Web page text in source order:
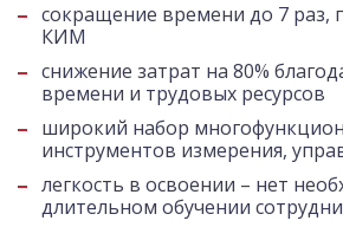
сокращение времени до 7 раз,
КИМ
снижение затрат на 80%
времени и трудовых ресурсов
широкий набор
инструментов измерения,
легкость в освоении – нет
длительном обучении